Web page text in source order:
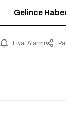
Gelince
Fiyat Alarmı